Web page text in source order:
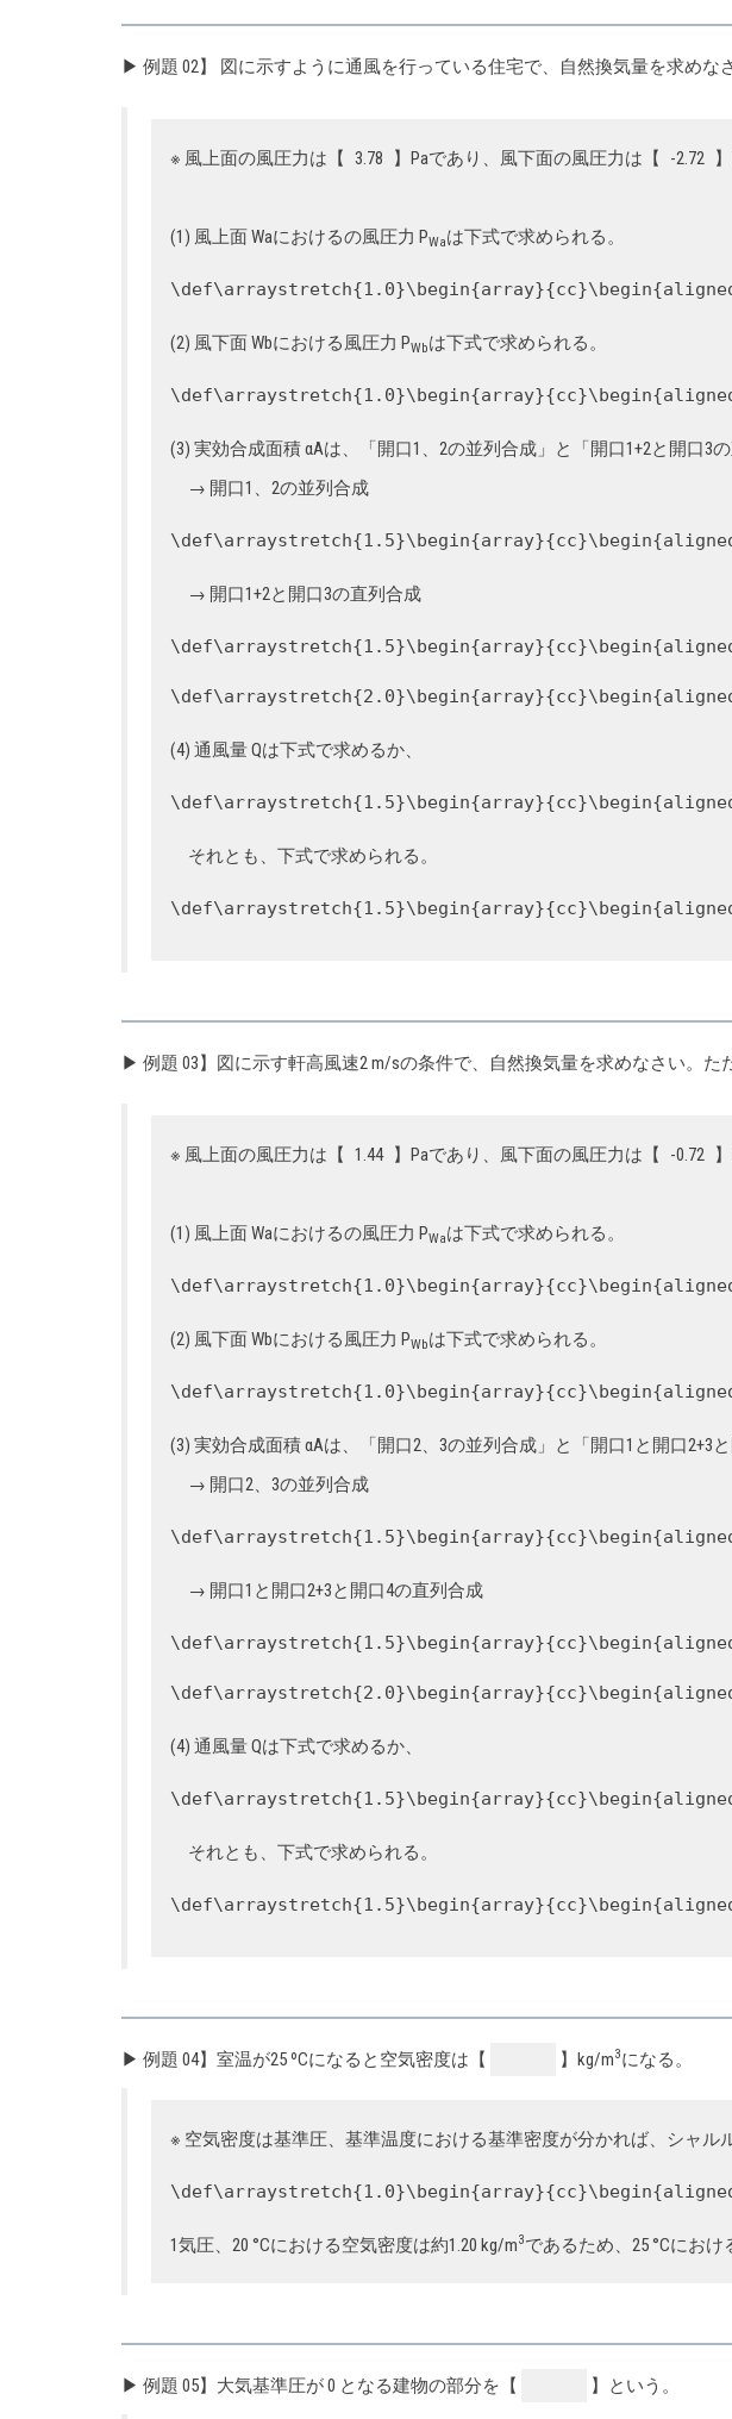
▶ 例題 02】 図に示すように通風を行っている住宅で、自然換気量を求め
※ 風上面の風圧力は【 3.78 】Paであり、風下面の風圧力は【 -2.72
(1) 風上面 Waにおけるの風圧力 PWaは下式で求められる。
(2) 風下面 Wbにおける風圧力 PWbは下式で求められる。
(3) 実効合成面積 αAは、「開口1、2の並列合成」と「開口1+2と開口3
→ 開口1、2の並列合成
→ 開口1+2と開口3の直列合成
(4) 通風量 Qは下式で求めるか、
それとも、下式で求められる。
▶ 例題 03】図に示す軒高風速2 m/sの条件で、自然換気量を求めなさい。た
※ 風上面の風圧力は【 1.44 】Paであり、風下面の風圧力は【 -0.72
(1) 風上面 Waにおけるの風圧力 PWaは下式で求められる。
(2) 風下面 Wbにおける風圧力 PWbは下式で求められる。
(3) 実効合成面積 αAは、「開口2、3の並列合成」と「開口1と開口2+3
→ 開口2、3の並列合成
→ 開口1と開口2+3と開口4の直列合成
(4) 通風量 Qは下式で求めるか、
それとも、下式で求められる。
▶ 例題 04】室温が25 ºCになると空気密度は【 】kg/m3になる。
※ 空気密度は基準圧、基準温度における基準密度が分かれば、シャル
1気圧、20 °Cにおける空気密度は約1.20 kg/m3であるため、25 °Cにおけ
▶ 例題 05】大気基準圧が 0 となる建物の部分を【 】という。